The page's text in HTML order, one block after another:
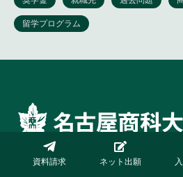
資料請求 ネット出願
日進キャンパス